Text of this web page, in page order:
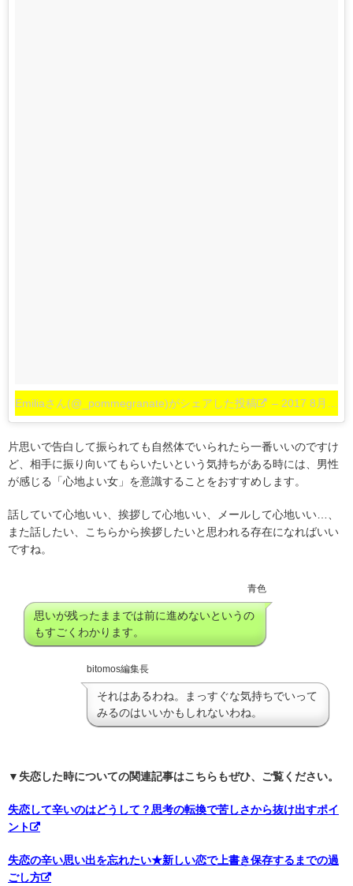
Emiliaさん(@_pommegranate)がシェアした投稿 – 2017 8月 25 2:21午前 PDT
片思いで告白して振られても自然体でいられたら一番いいのですけ
ど、相手に振り向いてもらいたいという気持ちがある時には、男性
が感じる「心地よい女」を意識することをおすすめします。
話していて心地いい、挨拶して心地いい、メールして心地いい…、
また話したい、こちらから挨拶したいと思われる存在になればいい
ですね。
青色
思いが残ったままでは前に進めないというの
もすごくわかります。
bitomos編集長
それはあるわね。まっすぐな気持ちでいって
みるのはいいかもしれないわね。
▼失恋した時についての関連記事はこちらもぜひ、ご覧ください。
失恋して辛いのはどうして？思考の転換で苦しさから抜け出すポイ
ント
失恋の辛い思い出を忘れたい★新しい恋で上書き保存するまでの過
ごし方